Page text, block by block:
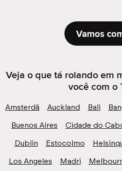
Vamos
Veja o que tá rolando em
você com o
Amsterdã Auckland Bali
Buenos Aires
Cidade do
Dublin
Estocolmo
Los Angeles
Madri